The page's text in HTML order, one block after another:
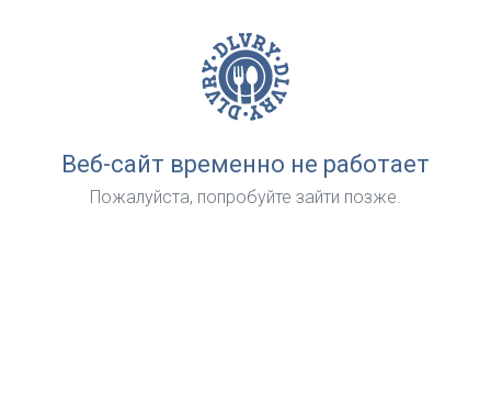
Веб-сайт временно не работает
Пожалуйста, попробуйте зайти позже.